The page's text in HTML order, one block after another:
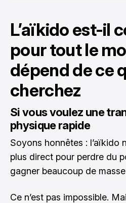
L’aïkido est-il
pour tout le
dépend de ce
cherchez
Si vous voulez une
physique rapide
Soyons honnêtes : l’aïkido
plus direct pour perdre du
gagner beaucoup de
Ce n’est pas impossible.